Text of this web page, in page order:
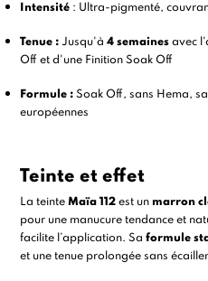
Intensité : Ultra-pigmenté,
Tenue : Jusqu'à4 semaines avec
Off et d'une Finition Soak Off
Formule : Soak Off, sans Hema,
européennes
Teinte et effet
La teinteMaïa 112 est un marron
pour une manucure tendance et
facilite l’application. Saformule
et une tenue prolongée sans